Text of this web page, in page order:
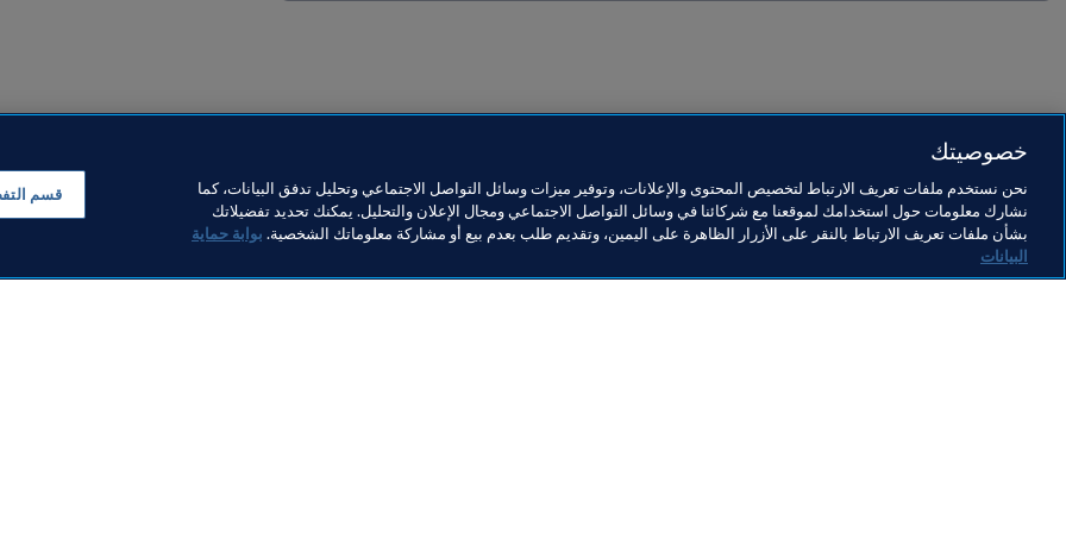
آخر تحديث: الخميس، 16 أكتوبر 2025 في 02:14 م
خصوصيتك
نحن نستخدم ملفات تعريف الارتباط لتخصيص المحتوى والإعلانات، وتوفير ميزات وسائل التواصل الاجتماعي وتحليل تدفق البيانات، كما
نشارك معلومات حول استخدامك لموقعنا مع شركائنا في وسائل التواصل الاجتماعي ومجال الإعلان والتحليل. يمكنك تحديد تفضيلاتك
بشأن ملفات تعريف الارتباط بالنقر على الأزرار الظاهرة على اليمين، وتقديم طلب بعدم بيع أو مشاركة معلوماتك الشخصية. بوابة حماية
البيانات
قسم